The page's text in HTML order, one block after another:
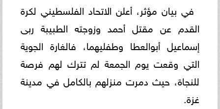
في بيان مؤثر، أعلن الاتحاد الفلسطيني لكرة
القدم عن مقتل أحمد وزوجته الطبيبة ربى
إسماعيل أبوالعطا وطفليهما، فالغارة الجوية
التي وقعت يوم الجمعة لم تترك لهم فرصة
للنجاة، حيث دمرت منزلهم بالكامل في مدينة
غزة.